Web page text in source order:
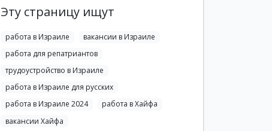
Эту страницу ищут
работа в Израиле
вакансии в Израиле
работа для репатриантов
трудоустройство в Израиле
работа в Израиле для русских
работа в Израиле 2024
работа в Хайфа
вакансии Хайфа